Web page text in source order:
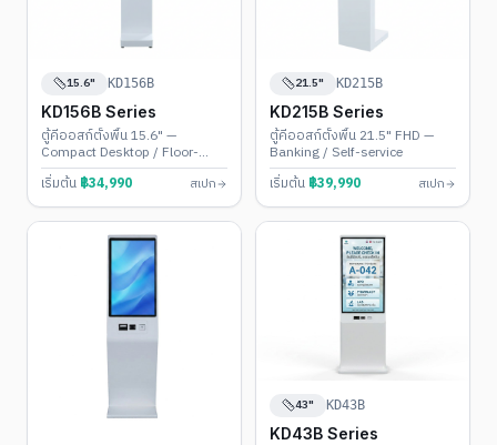
15.6" KD156B
KD156B Series
ตู้คีออสก์ตั้งพื้น 15.6" —
Compact Desktop / Floor-
Stand
เริ่มต้น ฿34,990 สเปก
21.5" KD215B
KD215B Series
ตู้คีออสก์ตั้งพื้น 21.5" FHD —
Banking / Self-service
เริ่มต้น ฿39,990 สเปก
43" KD43B
KD43B Series